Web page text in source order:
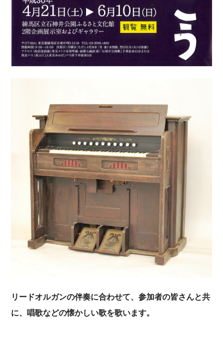
リードオルガンの伴奏に合わせて、参加者の皆さんと共
に、唱歌などの懐かしい歌を歌います。